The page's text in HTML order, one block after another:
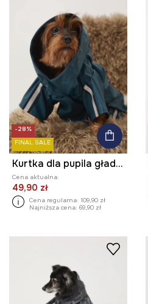
-28%
FINAL SALE
Kurtka dla pupila gładka
Cena aktualna:
49,90 zł
Cena regularna: 109,90 zł
Najniższa cena: 69,90 zł